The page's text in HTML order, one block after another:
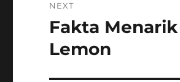
NEXT
Next
post:
Fakta
Lemon